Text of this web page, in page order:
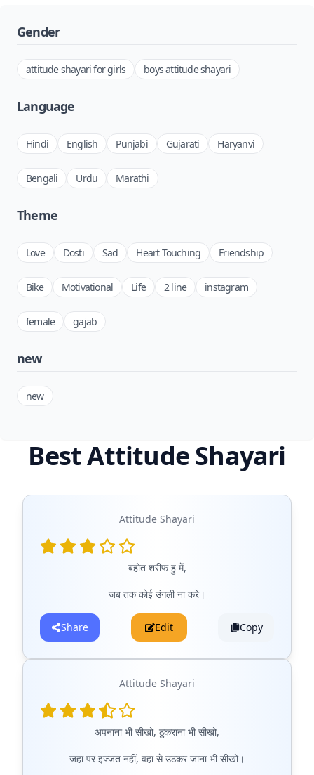
Gender
attitude shayari for girls boys attitude shayari
Language
Hindi English Punjabi Gujarati Haryanvi
Bengali Urdu Marathi
Theme
Love Dosti Sad Heart Touching Friendship
Bike Motivational Life 2 line instagram
female gajab
new
new
Best Attitude Shayari
Attitude Shayari
बहोत शरीफ हु में,
जब तक कोई उंगली ना करे।
Share Edit Copy
Attitude Shayari
अपनाना भी सीखो, ठुकराना भी सीखो,
जहा पर इज्जत नहीं, वहा से उठकर जाना भी सीखो।